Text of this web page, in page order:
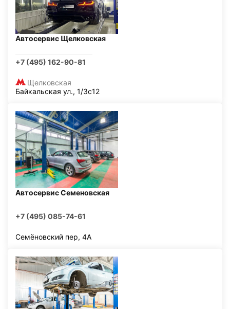
Автосервис Щелковская
+7 (495) 162-90-81
Щелковская
Байкальская ул., 1/3с12
Автосервис Семеновская
+7 (495) 085-74-61
Семёновский пер, 4А